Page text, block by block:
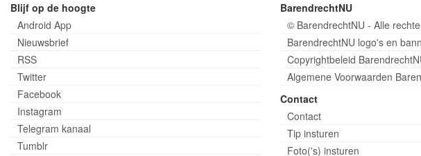
Blijf op de hoogte
Android App
Nieuwsbrief
RSS
Twitter
Facebook
Instagram
Telegram kanaal
Tumblr
BarendrechtNU
© BarendrechtNU - Alle
BarendrechtNU logo's en
Copyrightbeleid
Algemene Voorwaarden
Contact
Contact
Tip insturen
Foto('s) insturen